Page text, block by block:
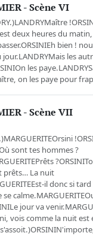
- Scène VI
deux heures du
bien !
les
les
on les paye pour
- Scène VII
sont tes hommes ?
prêts… La nuit
il donc si tard
se
jour va
vois comme la nuit est